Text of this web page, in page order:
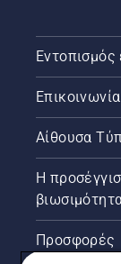
Επικοινωνία
Αίθουσα
Η
Προσφορές